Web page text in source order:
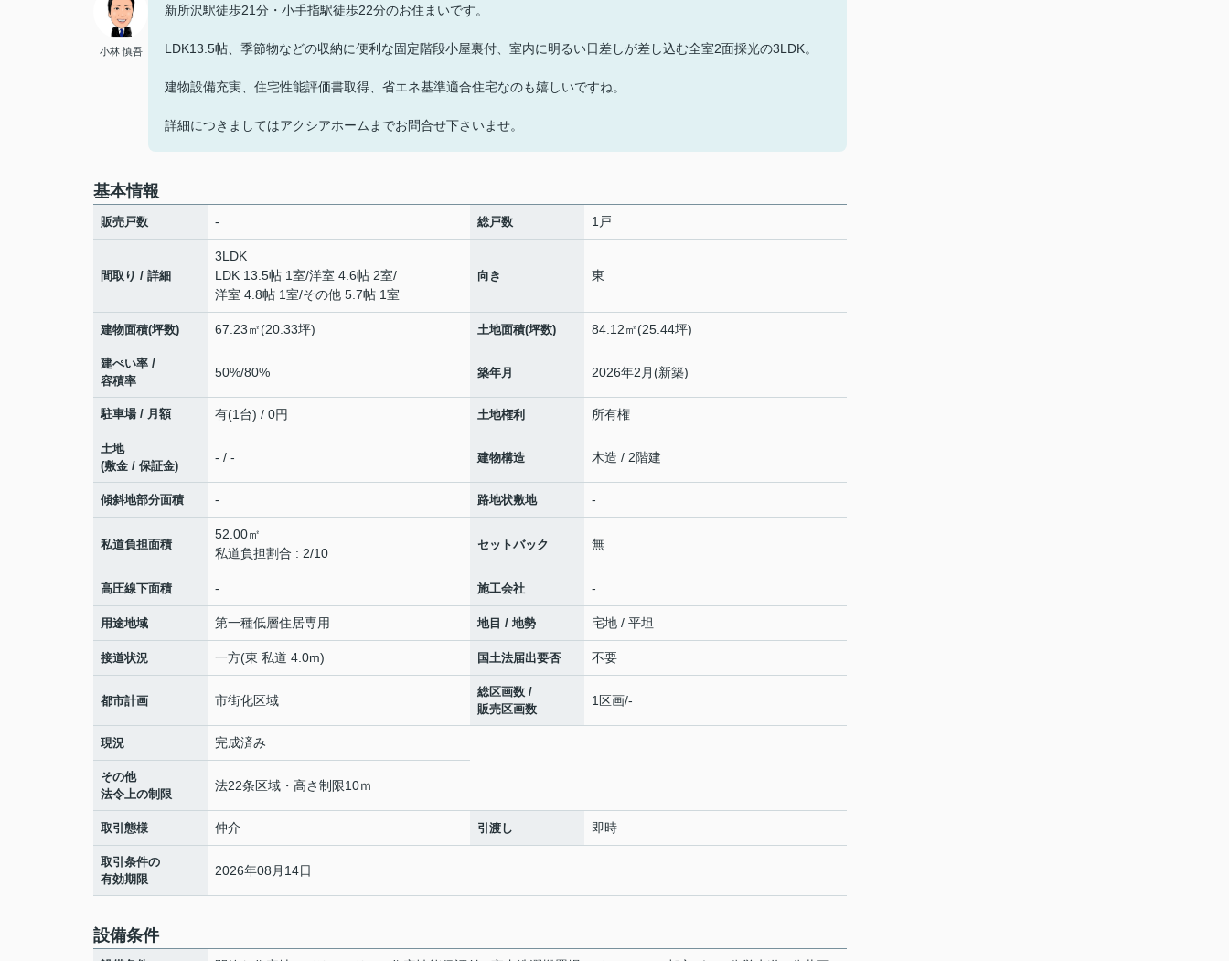
小林 慎吾
新所沢駅徒歩21分・小手指駅徒歩22分のお住まいです。
LDK13.5帖、季節物などの収納に便利な固定階段小屋裏付、室内に明るい日差しが差し込む全室2面採光の3LDK。
建物設備充実、住宅性能評価書取得、省エネ基準適合住宅なのも嬉しいですね。
詳細につきましてはアクシアホームまでお問合せ下さいませ。
基本情報
販売戸数 - 総戸数 1戸
間取り / 詳細
3LDK
LDK 13.5帖 1室/洋室 4.6帖 2室/
洋室 4.8帖 1室/その他 5.7帖 1室
向き 東
建物面積(坪数) 67.23㎡(20.33坪) 土地面積(坪数) 84.12㎡(25.44坪)
建ぺい率 /
容積率
50%/80% 築年月 2026年2月(新築)
駐車場 / 月額 有(1台) / 0円 土地権利 所有権
土地
(敷金 / 保証金)
- / - 建物構造 木造 / 2階建
傾斜地部分面積 - 路地状敷地 -
私道負担面積
52.00㎡
私道負担割合 : 2/10
セットバック 無
高圧線下面積 - 施工会社 -
用途地域 第一種低層住居専用 地目 / 地勢 宅地 / 平坦
接道状況 一方(東 私道 4.0m) 国土法届出要否 不要
都市計画 市街化区域
総区画数 /
販売区画数
1区画/-
現況 完成済み
その他
法令上の制限
法22条区域・高さ制限10ｍ
取引態様 仲介 引渡し 即時
取引条件の
有効期限
2026年08月14日
設備条件